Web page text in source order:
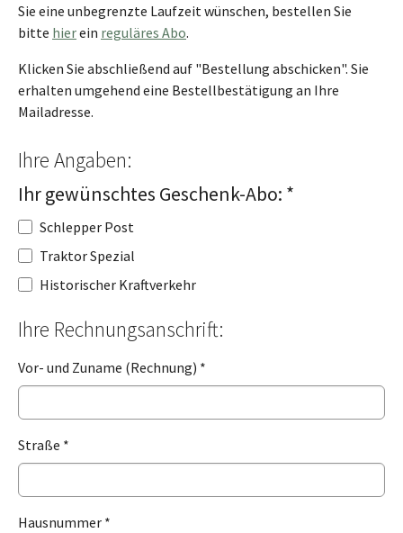
Sie eine unbegrenzte Laufzeit wünschen, bestellen Sie
bitte hierein reguläres Abo.
Klicken Sie abschließend auf "Bestellung abschicken". Sie
erhalten umgehend eine Bestellbestätigung an Ihre
Mailadresse.
Ihre Angaben:
Ihr gewünschtes Geschenk-Abo: *
Schlepper Post
Traktor Spezial
Historischer Kraftverkehr
Ihre Rechnungsanschrift:
Vor- und Zuname (Rechnung) *
Straße *
Hausnummer *